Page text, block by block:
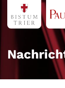
Zum Inhalt